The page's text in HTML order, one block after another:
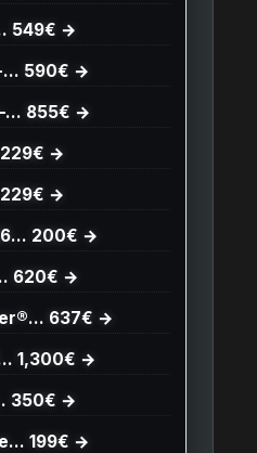
549€ →
-… 590€ →
855€ →
229€ →
229€ →
200€ →
620€ →
637€ →
1,300€ →
350€ →
199€ →